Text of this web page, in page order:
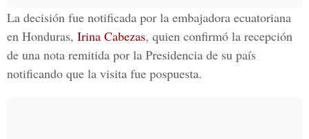
La decisión fue notificada por la embajadora ecuatoriana
en Honduras, Irina Cabezas, quien confirmó la recepción
de una nota remitida por la Presidencia de su país
notificando que la visita fue pospuesta.